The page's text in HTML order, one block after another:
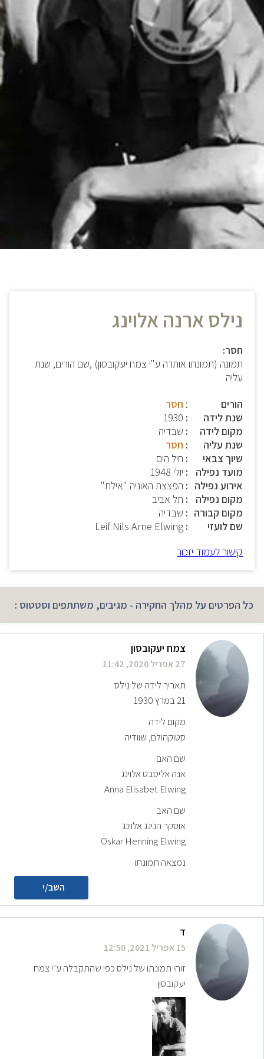
נילס ארנה אלוינג
חסר:
תמונה (תמונתו אותרה ע"י צמח יעקובסון) ,שם הורים, שנת
עליה
הורים
: חסר
שנת לידה
1930
מקום לידה
שבדיה
שנת עליה
חסר
שיוך צבאי
חיל הים
מועד נפילה
יולי 1948
אירוע נפילה
הפצצת האוניה "אילת"
מקום נפילה
תל אביב
מקום קבורה
שבדיה
שם לועזי
Leif Nils Arne Elwing
קישור לעמוד יזכור
כל הפרטים על מהלך החקירה - מגיבים, משתתפים וסטטוס :
צמח יעקובסון
27 אפריל 2020, 11:42
תאריך לידה של נילס
21 במרץ 1930
מקום לידה
סטוקהולם, שוודיה
שם האם
אנה אליסבט אלוינג
Anna Elisabet Elwing
שם האב
אוסקר הנינג אלוינג
Oskar Henning Elwing
נמצאה תמונתו
השב/י
ד
15 אפריל 2021, 12:50
זוהי תמונתו של נילס כפי שהתקבלה ע"י צמח
יעקובסון